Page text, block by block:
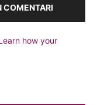
COMENTARI
how your